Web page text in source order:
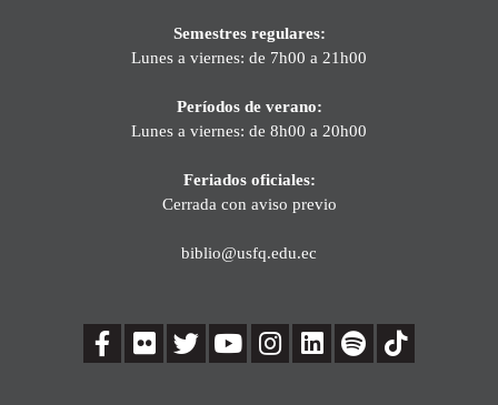
Semestres regulares:
Lunes a viernes: de 7h00 a 21h00
Períodos de verano:
Lunes a viernes: de 8h00 a 20h00
Feriados oficiales:
Cerrada con aviso previo
biblio@usfq.edu.ec